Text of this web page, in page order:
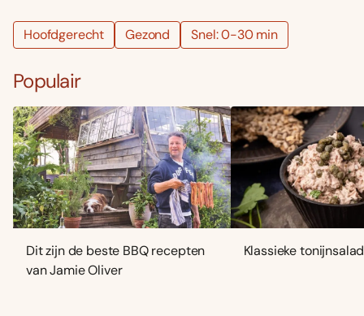
Hoofdgerecht Gezond Snel: 0-30 min
Populair
Dit zijn de beste BBQ recepten
van Jamie Oliver
Klassieke